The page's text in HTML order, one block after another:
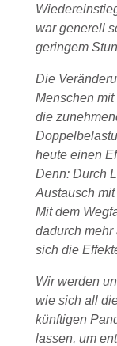
war generell
geringem
Die
Menschen
die
heute einen
Denn: Durch
Austausch
Mit dem
dadurch mehr
sich die
Wir werden
wie sich all
künftigen
lassen, um